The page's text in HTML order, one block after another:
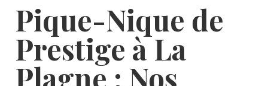
Pique-Nique de
Prestige à La
Plagne : Nos